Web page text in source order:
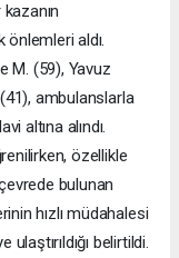
aldı.
M. (59), Yavuz
(41), ambulanslarla
altına alındı.
özellikle
bulunan
hızlı müdahalesi
belirtildi.